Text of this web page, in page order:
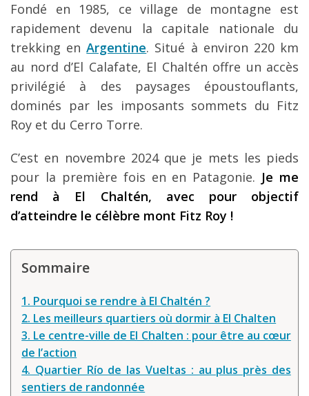
Fondé en 1985, ce village de montagne est
rapidement devenu la capitale nationale du
trekking enArgentine. Situé à environ 220 km
au nord d’El Calafate, El Chaltén offre un accès
privilégié à des paysages époustouflants,
dominés par les imposants sommets du Fitz
Roy et du Cerro Torre.
C’est en novembre 2024 que je mets les pieds
pour la première fois en en Patagonie. Je me
rend à El Chaltén, avec pour objectif
d’atteindre le célèbre mont Fitz Roy !
Sommaire
1. Pourquoi se rendre à El Chaltén ?
2. Les meilleurs quartiers où dormir à El Chalten
3. Le centre-ville de El Chalten : pour être au cœur
de l’action
4. Quartier Río de las Vueltas : au plus près des
sentiers de randonnée